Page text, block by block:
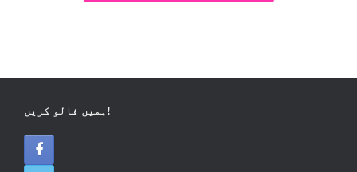
ہمیں فالو کریں!